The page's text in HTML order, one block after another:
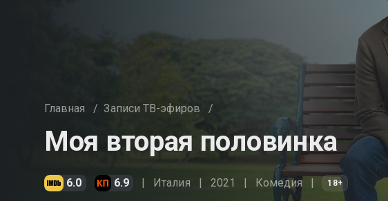
Главная / Записи ТВ-эфиров /
Моя вторая половинка
6.0 6.9 Италия 2021 Комедия 18+